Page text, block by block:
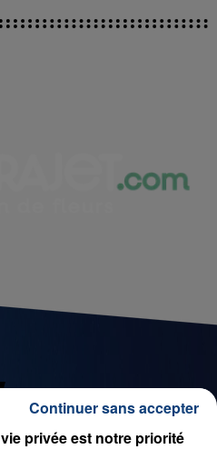
privée est notre priorité
Continuer sans accepter